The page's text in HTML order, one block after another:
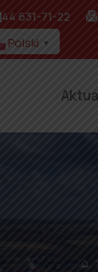
44 631-71-22
Polski ▼
⌂